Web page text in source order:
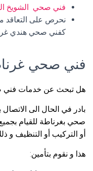
فني صحي الشويخ
نحرص على التعاقد
كفني صحي هندي
فني صحي
هل تبحث عن خدمات فني
بادر في الحال الى
صحي بغرناطة للقيام
أو التركيب أو التنظيف
هذا و نقوم بتأمين: